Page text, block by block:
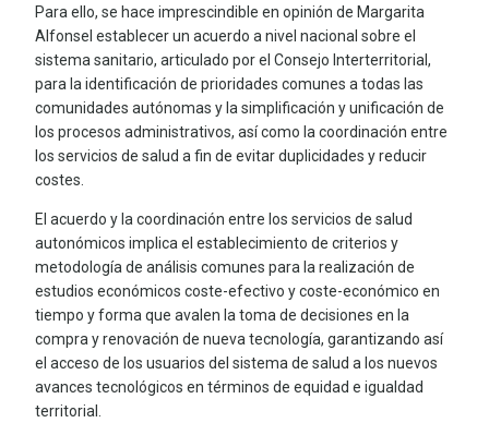
Para ello, se hace imprescindible en opinión de Margarita
Alfonsel establecer un acuerdo a nivel nacional sobre el
sistema sanitario, articulado por el Consejo Interterritorial,
para la identificación de prioridades comunes a todas las
comunidades autónomas y la simplificación y unificación de
los procesos administrativos, así como la coordinación entre
los servicios de salud a fin de evitar duplicidades y reducir
costes.
El acuerdo y la coordinación entre los servicios de salud
autonómicos implica el establecimiento de criterios y
metodología de análisis comunes para la realización de
estudios económicos coste-efectivo y coste-económico en
tiempo y forma que avalen la toma de decisiones en la
compra y renovación de nueva tecnología, garantizando así
el acceso de los usuarios del sistema de salud a los nuevos
avances tecnológicos en términos de equidad e igualdad
territorial.